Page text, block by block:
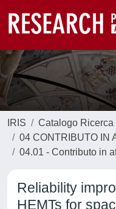
IRIS
Catalogo Ricerca
04 CONTRIBUTO IN
04.01 - Contributo in
Reliability
HEMTs for